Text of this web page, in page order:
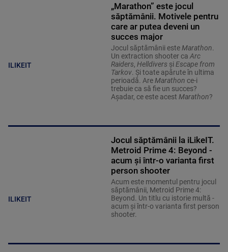
ILIKEIT
„Marathon” este jocul
săptămânii. Motivele pentru
care ar putea deveni un
succes major
Jocul săptămânii esteMarathon.
Un extraction shooter ca Arc
Raiders, Helldivers șiEscape from
Tarkov. Și toate apărute în ultima
perioadă. AreMarathon ce-i
trebuie ca să fie un succes?
Așadar, ce este acest Marathon?
ILIKEIT
Jocul săptămânii la iLikeIT.
Metroid Prime 4: Beyond -
acum și într-o varianta first
person shooter
Acum este momentul pentru jocul
săptămânii, Metroid Prime 4:
Beyond. Un titlu cu istorie multă -
acum și într-o varianta first person
shooter.